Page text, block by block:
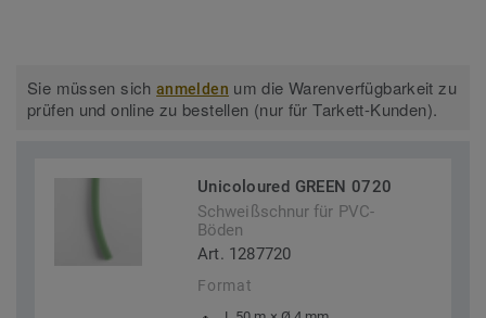
Sie müssen sichanmelden um die Warenverfügbarkeit zu
prüfen und online zu bestellen (nur für Tarkett-Kunden).
Unicoloured GREEN 0720
Schweißschnur für PVC-
Böden
Art. 1287720
Format